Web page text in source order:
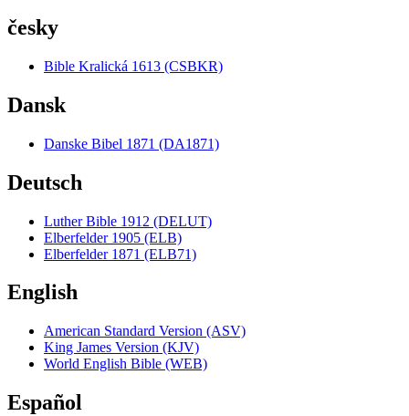
česky
Bible Kralická 1613 (CSBKR)
Dansk
Danske Bibel 1871 (DA1871)
Deutsch
Luther Bible 1912 (DELUT)
Elberfelder 1905 (ELB)
Elberfelder 1871 (ELB71)
English
American Standard Version (ASV)
King James Version (KJV)
World English Bible (WEB)
Español